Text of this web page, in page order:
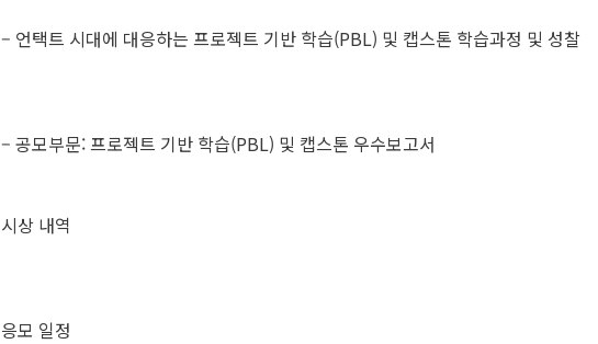
– 언택트 시대에 대응하는 프로젝트 기반 학습(PBL) 및 캡스톤 학습과정 및 성찰​
– 공모부문: 프로젝트 기반 학습(PBL) 및 캡스톤 우수보고서​
시상 내역
응모 일정